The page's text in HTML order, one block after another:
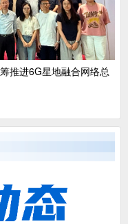
推进6G星地融合网络总